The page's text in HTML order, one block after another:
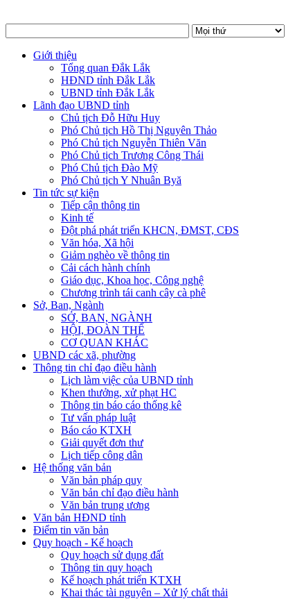
Giới thiệu
Tổng quan Đắk Lắk
HĐND tỉnh Đắk Lắk
UBND tỉnh Đắk Lắk
Lãnh đạo UBND tỉnh
Chủ tịch Đỗ Hữu Huy
Phó Chủ tịch Hồ Thị Nguyên Thảo
Phó Chủ tịch Nguyễn Thiên Văn
Phó Chủ tịch Trương Công Thái
Phó Chủ tịch Đào Mỹ
Phó Chủ tịch Y Nhuân Byă
Tin tức sự kiện
Tiếp cận thông tin
Kinh tế
Đột phá phát triển KHCN, ĐMST, CĐS
Văn hóa, Xã hội
Giảm nghèo về thông tin
Cải cách hành chính
Giáo dục, Khoa học, Công nghệ
Chương trình tái canh cây cà phê
Sở, Ban, Ngành
SỞ, BAN, NGÀNH
HỘI, ĐOÀN THỂ
CƠ QUAN KHÁC
UBND các xã, phường
Thông tin chỉ đạo điều hành
Lịch làm việc của UBND tỉnh
Khen thưởng, xử phạt HC
Thông tin báo cáo thống kê
Tư vấn pháp luật
Báo cáo KTXH
Giải quyết đơn thư
Lịch tiếp công dân
Hệ thống văn bản
Văn bản pháp quy
Văn bản chỉ đạo điều hành
Văn bản trung ương
Văn bản HĐND tỉnh
Điểm tin văn bản
Quy hoạch - Kế hoạch
Quy hoạch sử dụng đất
Thông tin quy hoạch
Kế hoạch phát triển KTXH
Khai thác tài nguyên – Xử lý chất thải